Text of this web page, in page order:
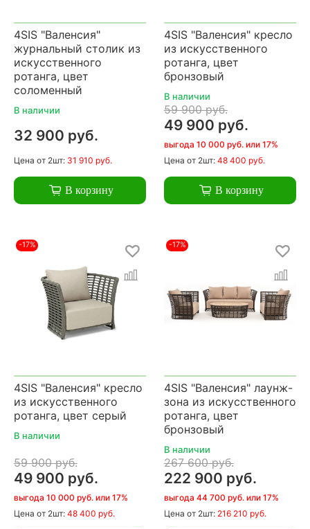
4SIS "Валенсия"
журнальный столик из
искусственного
ротанга, цвет
соломенный
В наличии
32 900 руб.
Цена от 2шт: 31 910 руб.
В корзину
4SIS "Валенсия" кресло
из искусственного
ротанга, цвет
бронзовый
В наличии
59 900 руб.
49 900 руб.
выгода 10 000 руб. или 17%
Цена от 2шт: 48 400 руб.
В корзину
-17%
4SIS "Валенсия" кресло
из искусственного
ротанга, цвет серый
В наличии
59 900 руб.
49 900 руб.
выгода 10 000 руб. или 17%
Цена от 2шт: 48 400 руб.
-17%
4SIS "Валенсия" лаунж-
зона из искусственного
ротанга, цвет
бронзовый
В наличии
267 600 руб.
222 900 руб.
выгода 44 700 руб. или 17%
Цена от 2шт: 216 210 руб.